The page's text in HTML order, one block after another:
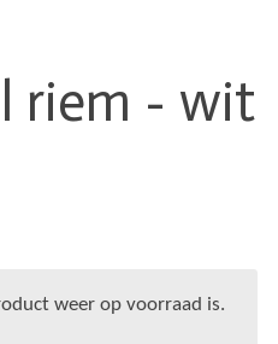
riem - wit
weer op voorraad is.